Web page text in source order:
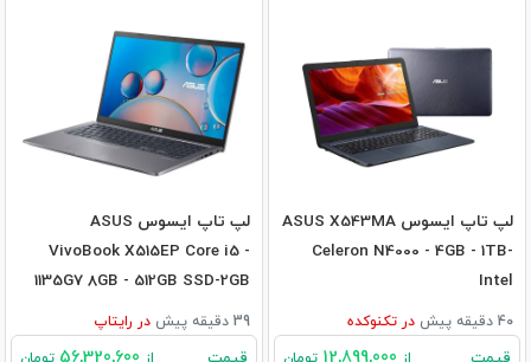
لپ تاپ ایسوس ASUS X543MA
Celeron N4000 - 4GB - 1TB-
Intel
40 دقیقه پیش در تکنوکده
از تومان
لپ تاپ ایسوس ASUS
VivoBook X515EP Core i5 -
1135G7 8GB - 512GB SSD-2GB
MX330
39 دقیقه پیش در رایتاپ
از تومان